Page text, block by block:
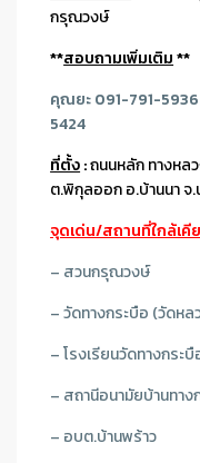
กรุณวงษ์
**สอบถามเพิ่มเติม**
คุณยะ 091-791-
5424
ที่ตั้ง:ถนนหลัก ทางหล
ต.พิกุลออก อ.บ้านนา จ
จุดเด่น/สถานที่ใกล้เคี
– สวนกรุณวงษ์
– วัดทางกระบือ (วัดห
– โรงเรียนวัดทางกระบื
– สถานีอนามัยบ้านทาง
– อบต.บ้านพร้าว